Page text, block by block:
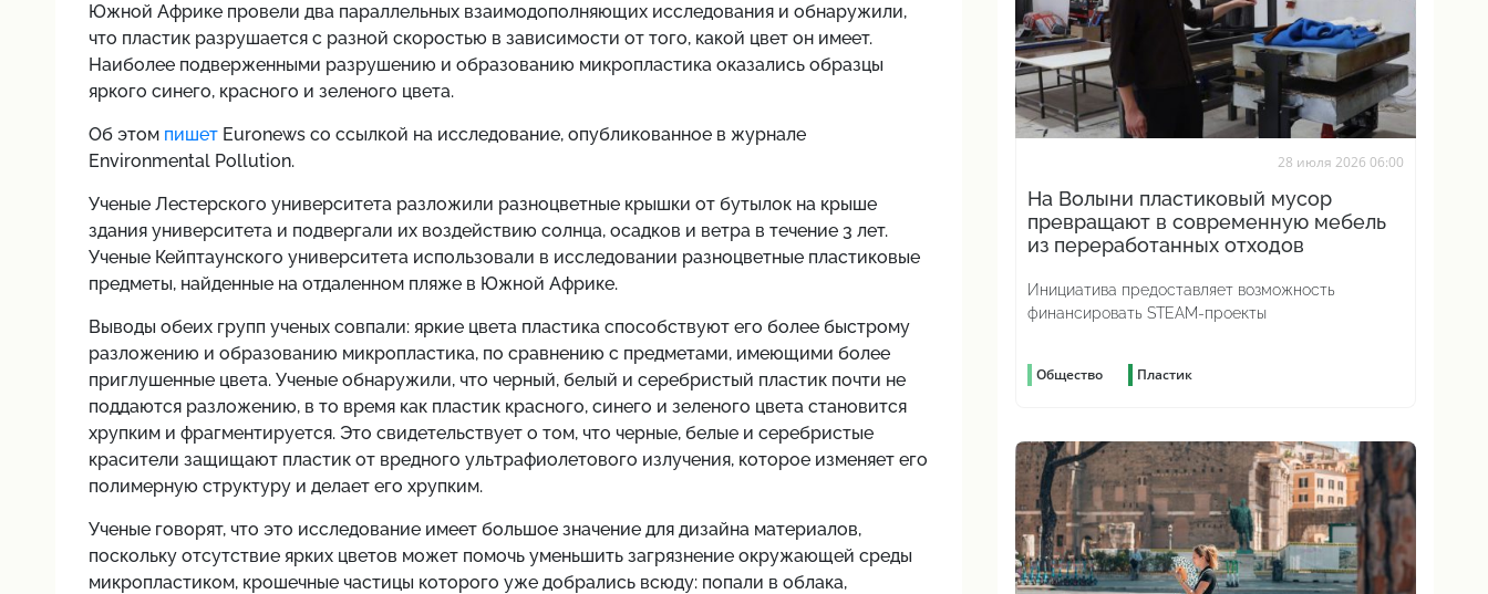
Южной Африке провели два параллельных взаимодополняющих исследования и обнаружили,
что пластик разрушается с разной скоростью в зависимости от того, какой цвет он имеет.
Наиболее подверженными разрушению и образованию микропластика оказались образцы
яркого синего, красного и зеленого цвета.
Об этом пишетEuronews со ссылкой на исследование, опубликованное в журнале
Environmental Pollution.
Ученые Лестерского университета разложили разноцветные крышки от бутылок на крыше
здания университета и подвергали их воздействию солнца, осадков и ветра в течение 3 лет.
Ученые Кейптаунского университета использовали в исследовании разноцветные пластиковые
предметы, найденные на отдаленном пляже в Южной Африке.
Выводы обеих групп ученых совпали: яркие цвета пластика способствуют его более быстрому
разложению и образованию микропластика, по сравнению с предметами, имеющими более
приглушенные цвета. Ученые обнаружили, что черный, белый и серебристый пластик почти не
поддаются разложению, в то время как пластик красного, синего и зеленого цвета становится
хрупким и фрагментируется. Это свидетельствует о том, что черные, белые и серебристые
красители защищают пластик от вредного ультрафиолетового излучения, которое изменяет его
полимерную структуру и делает его хрупким.
Ученые говорят, что это исследование имеет большое значение для дизайна материалов,
поскольку отсутствие ярких цветов может помочь уменьшить загрязнение окружающей среды
микропластиком, крошечные частицы которого уже добрались всюду: попали в облака,
28 июля 2026 06:00
На Волыни пластиковый мусор
превращают в современную мебель
из переработанных отходов
Инициатива предоставляет возможность
финансировать STEAM-проекты
Общество Пластик